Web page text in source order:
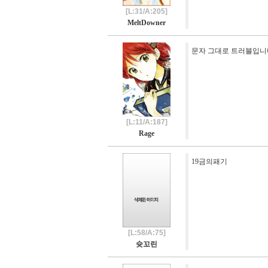
[L:31/A:205]
MeltDowner
[L:11/A:187]
Rage
문자 그대로 트러블입
[L:58/A:75]
슛꼬린
19금의패기